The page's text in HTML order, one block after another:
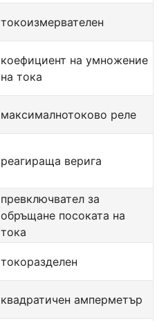
токоизмервателен
коефициент на умножение
на тока
максималнотоково реле
реагираща верига
превключвател за
обръщане посоката на
тока
токоразделен
квадратичен амперметър